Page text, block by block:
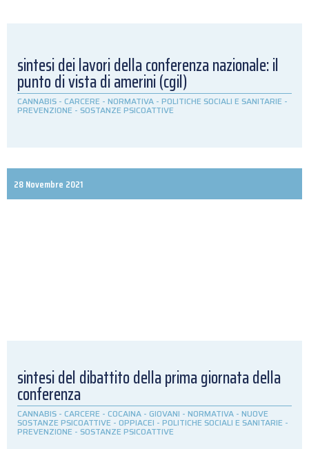
sintesi dei lavori della conferenza nazionale: il
punto di vista di amerini (cgil)
CANNABIS - CARCERE - NORMATIVA - POLITICHE SOCIALI E SANITARIE -
PREVENZIONE - SOSTANZE PSICOATTIVE
28 Novembre 2021
sintesi del dibattito della prima giornata della
conferenza
CANNABIS - CARCERE - COCAINA - GIOVANI - NORMATIVA - NUOVE
SOSTANZE PSICOATTIVE - OPPIACEI - POLITICHE SOCIALI E SANITARIE -
PREVENZIONE - SOSTANZE PSICOATTIVE